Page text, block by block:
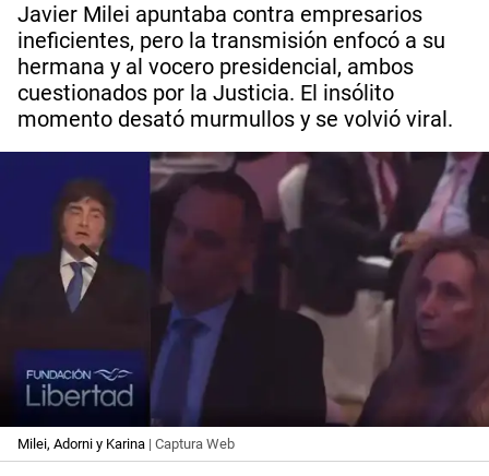
Javier Milei apuntaba contra empresarios
ineficientes, pero la transmisión enfocó a su
hermana y al vocero presidencial, ambos
cuestionados por la Justicia. El insólito
momento desató murmullos y se volvió viral.
Milei, Adorni y Karina | Captura Web